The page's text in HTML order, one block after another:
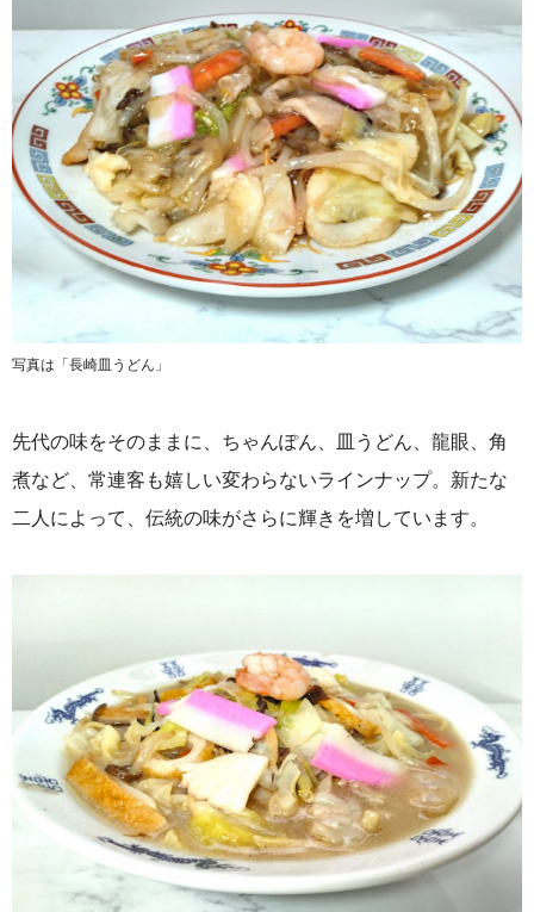
写真は「長崎皿うどん」
先代の味をそのままに、ちゃんぽん、皿うどん、龍眼、角
煮など、常連客も嬉しい変わらないラインナップ。新たな
二人によって、伝統の味がさらに輝きを増しています。